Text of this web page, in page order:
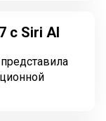
с Siri AI